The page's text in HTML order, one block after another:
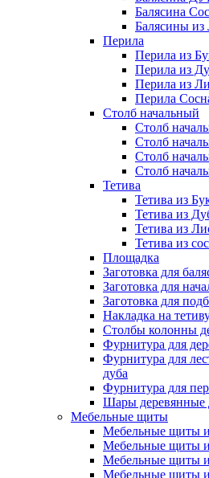
Балясина
Балясины
Перила
Перила из
Перила из
Перила из
Перила
Столб начальный
Столб
Столб
Столб
Столб
Тетива
Тетива из
Тетива из
Тетива из
Тетива из
Площадка
Заготовка для
Заготовка для
Заготовка для
Накладка на
Столбы колонны
Фурнитура для
Фурнитура для
дуба
Фурнитура для
Шары деревянные
Мебельные щиты
Мебельные щиты
Мебельные щиты
Мебельные щиты
Мебельные щиты